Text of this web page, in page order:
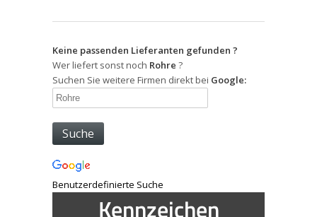
Keine passenden Lieferanten gefunden ?
Wer liefert sonst noch Rohre ?
Suchen Sie weitere Firmen direkt bei Google:
Benutzerdefinierte Suche